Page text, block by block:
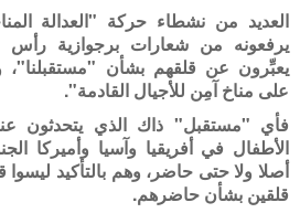
العديد من نشطاء حركة "العدالة
يرفعونه من شعارات برجوازية رأس
يعبِّرون عن قلقهم بشأن "مستقبلنا"،
على مناخ آمِن للأجيال القادمة".
فأي "مستقبل" ذاك الذي يتحدثون
الأطفال في أفريقيا وآسيا وأميركا
أصلا ولا حتى حاضر، وهم بالتأكيد
قلقين بشأن حاضرهم.